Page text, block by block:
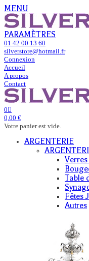
MENU
PARAMÈTRES
01 42 00 13 60
silverstore@hotmail.fr
Connexion
Accueil
A propos
Contact
0
0,00 €
Votre panier est vide.
ARGENTERIE
Table
Fêtes
Autres